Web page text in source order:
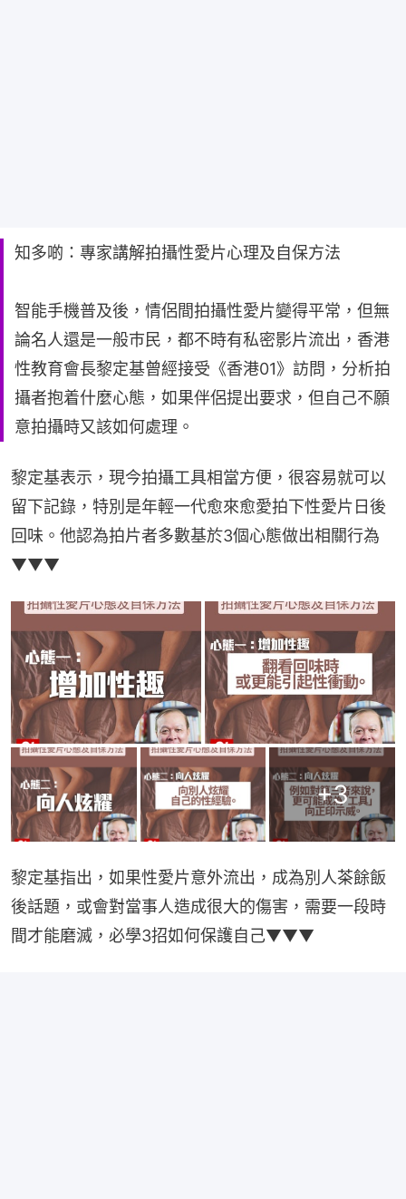
知多啲：專家講解拍攝性愛片心理及自保方法
智能手機普及後，情侶間拍攝性愛片變得平常，但無
論名人還是一般巿民，都不時有私密影片流出，香港
性教育會長黎定基曾經接受《香港01》訪問，分析拍
攝者抱着什麼心態，如果伴侶提出要求，但自己不願
意拍攝時又該如何處理。
黎定基表示，現今拍攝工具相當方便，很容易就可以
留下記錄，特別是年輕一代愈來愈愛拍下性愛片日後
回味。他認為拍片者多數基於3個心態做出相關行為
▼▼▼
+3
黎定基指出，如果性愛片意外流出，成為別人茶餘飯
後話題，或會對當事人造成很大的傷害，需要一段時
間才能磨滅，必學3招如何保護自己▼▼▼